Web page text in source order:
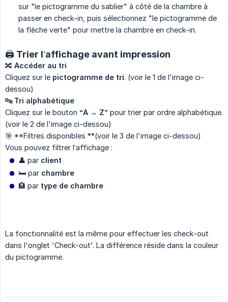
sur "le pictogramme du sablier" à côté de la chambre à
passer en check-in, puis sélectionnez "le pictogramme de
la flèche verte" pour mettre la chambre en check-in.
🖨️ Trier l’affichage avant impression
🔀 Accéder au tri
Cliquez sur le pictogramme de tri. (voir le 1 de l'image ci-
dessou)
🔤 Tri alphabétique
Cliquez sur le bouton “A → Z” pour trier par ordre alphabétique.
(voir le 2 de l'image ci-dessou)
🎯 **Filtres disponibles **(voir le 3 de l'image ci-dessou)
Vous pouvez filtrer l’affichage :
👤 par client
🛏️ par chambre
🏨 par type de chambre
La fonctionnalité est la même pour effectuer les check-out
dans l'onglet 'Check-out'. La différence réside dans la couleur
du pictogramme.